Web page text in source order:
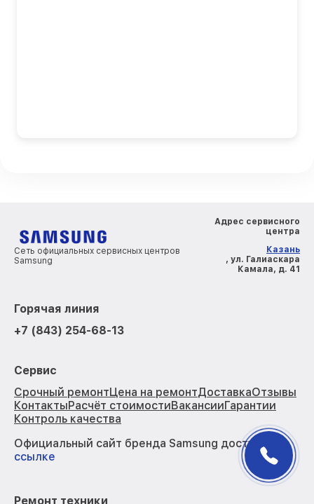
Сеть официальных сервисных центров
Samsung
Адрес сервисного
центра
Казань
, ул. Галиаскара
Камала, д. 41
Горячая линия
+7 (843) 254-68-13
Сервис
Срочный ремонтЦена на ремонтДоставкаОтзывы
КонтактыРасчёт стоимостиВакансииГарантии
Контроль качества
Официальный сайт бренда Samsung доступен по
ссылке
Ремонт техники